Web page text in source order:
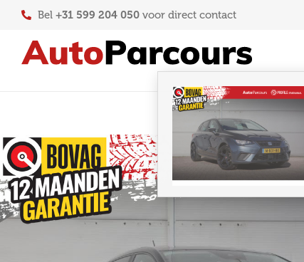
Bel +31 599 204 050voor direct contact